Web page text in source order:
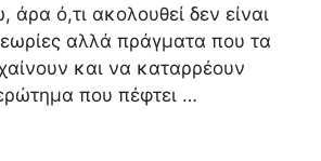
άρα ό,τι ακολουθεί δεν είναι
αλλά πράγματα που τα
και να καταρρέουν
που πέφτει …